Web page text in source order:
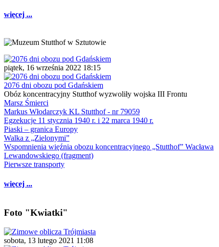
więcej ...
piątek, 16 września 2022 18:15
2076 dni obozu pod Gdańskiem
Obóz koncentracyjny Stutthof wyzwoliły wojska III Frontu
Marsz Śmierci
Markus Włodarczyk KL Stutthof - nr 79059
Egzekucje 11 stycznia 1940 r. i 22 marca 1940 r.
Piaski – granica Europy
Walka z „Zielonymi”
Wspomnienia więźnia obozu koncentracyjnego „Stutthof” Wacława
Lewandowskiego (fragment)
Pierwsze transporty
więcej ...
Foto "Kwiatki"
sobota, 13 lutego 2021 11:08